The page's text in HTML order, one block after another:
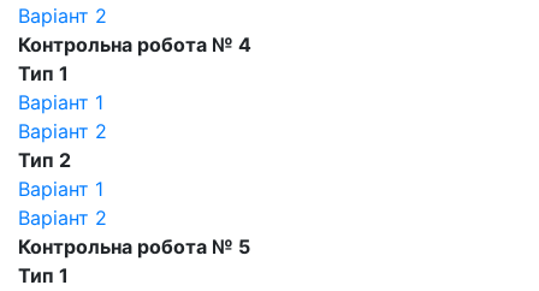
Варіант 2
Контрольна робота № 4
Тип 1
Варіант 1
Варіант 2
Тип 2
Варіант 1
Варіант 2
Контрольна робота № 5
Тип 1